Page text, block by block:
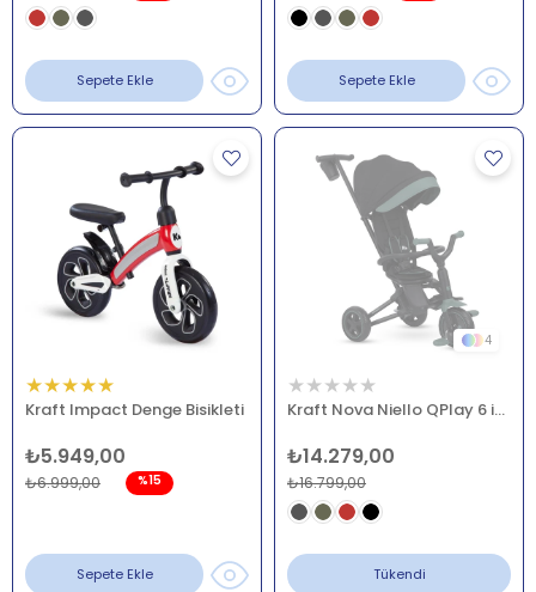
Sepete Ekle Sepete Ekle
★★★★★
Kraft Impact Denge Bisikleti
₺5.949,00
₺6.999,00 %15
Sepete Ekle Tükendi
4
★★★★★
Kraft Nova Niello QPlay 6 in 1 Katlanır Bisiklet Yeşil
₺14.279,00
₺16.799,00